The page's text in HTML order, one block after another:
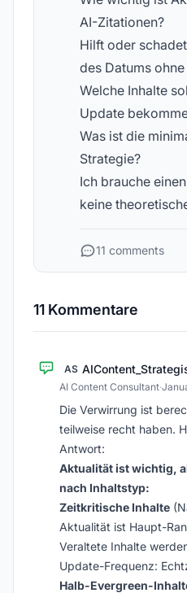
AI-Zitationen?
Hilft oder
des Datums
Welche Inhalte
Update
Was ist die
Strategie?
Ich brauche
keine
11 comments
11 Kommentare
AS
AI Content Consultant·
Die Verwirrung ist
teilweise recht haben.
Antwort:
Aktualität ist wichtig,
nach Inhaltstyp:
Zeitkritische Inhalte
Aktualität ist Haupt-
Veraltete Inhalte
Update-Frequenz:
Halb-Evergreen-